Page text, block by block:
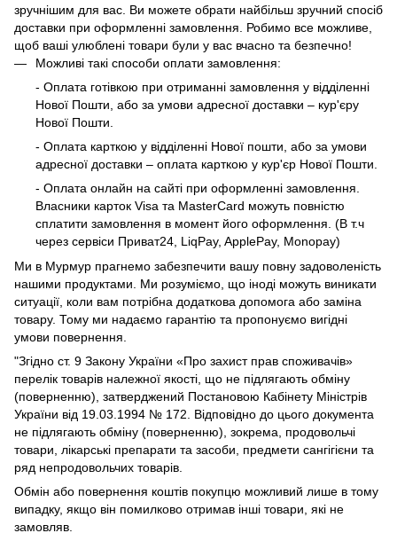
зручнішим для вас. Ви можете обрати найбільш зручний спосіб
доставки при оформленні замовлення. Робимо все можливе,
щоб ваші улюблені товари були у вас вчасно та безпечно!
Можливі такі способи оплати замовлення:
- Оплата готівкою при отриманні замовлення у відділенні
Нової Пошти, або за умови адресної доставки – кур'єру
Нової Пошти.
- Оплата карткою у відділенні Нової пошти, або за умови
адресної доставки – оплата карткою у кур'єр Нової Пошти.
- Оплата онлайн на сайті при оформленні замовлення.
Власники карток Visa та MasterCard можуть повністю
сплатити замовлення в момент його оформлення. (В т.ч
через сервіси Приват24, LiqPay, ApplePay, Monopay)
Ми в Мурмур прагнемо забезпечити вашу повну задоволеність
нашими продуктами. Ми розуміємо, що іноді можуть виникати
ситуації, коли вам потрібна додаткова допомога або заміна
товару. Тому ми надаємо гарантію та пропонуємо вигідні
умови повернення.
"Згідно ст. 9 Закону України «Про захист прав споживачів»
перелік товарів належної якості, що не підлягають обміну
(поверненню), затверджений Постановою Кабінету Міністрів
України від 19.03.1994 № 172. Відповідно до цього документа
не підлягають обміну (поверненню), зокрема, продовольчі
товари, лікарські препарати та засоби, предмети сангігієни та
ряд непродовольчих товарів.
Обмін або повернення коштів покупцю можливий лише в тому
випадку, якщо він помилково отримав інші товари, які не
замовляв.